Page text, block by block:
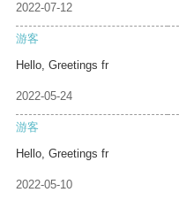
2022-07-12
游客
Hello, Greetings fr
2022-05-24
游客
Hello, Greetings fr
2022-05-10